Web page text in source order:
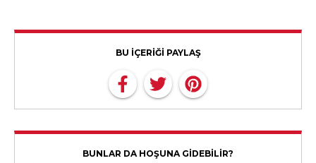
BU İÇERİĞİ PAYLAŞ
BUNLAR DA HOŞUNA GİDEBİLİR?